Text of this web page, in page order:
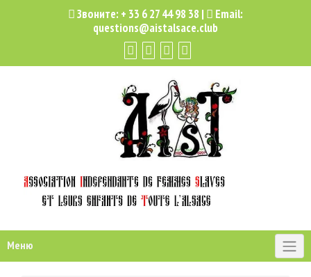
Звоните: + 33 6 27 44 98 38 |
Email:
questions@aistalsace.club
Меню